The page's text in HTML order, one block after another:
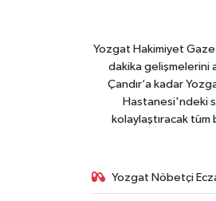
Yozgat Hakimiyet
dakika gelişmelerini
Çandır’a kadar
Hastanesi'ndeki
kolaylaştıracak tüm
Yozgat Nöbetçi